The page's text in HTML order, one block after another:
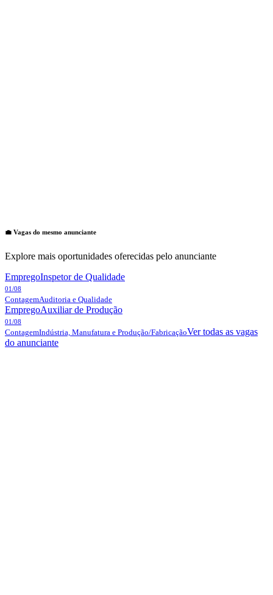
💼 Vagas do mesmo anunciante
Explore mais oportunidades oferecidas pelo anunciante
EmpregoInspetor de Qualidade
01/08
ContagemAuditoria e Qualidade
EmpregoAuxiliar de Produção
01/08
ContagemIndústria, Manufatura e Produção/FabricaçãoVer todas as vagas
do anunciante